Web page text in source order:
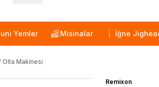
Yemler Misinalar İğne
Olta Makinesi
Remixon